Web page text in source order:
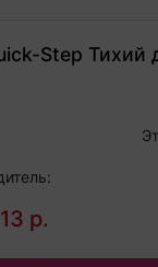
Step Тихий
р.